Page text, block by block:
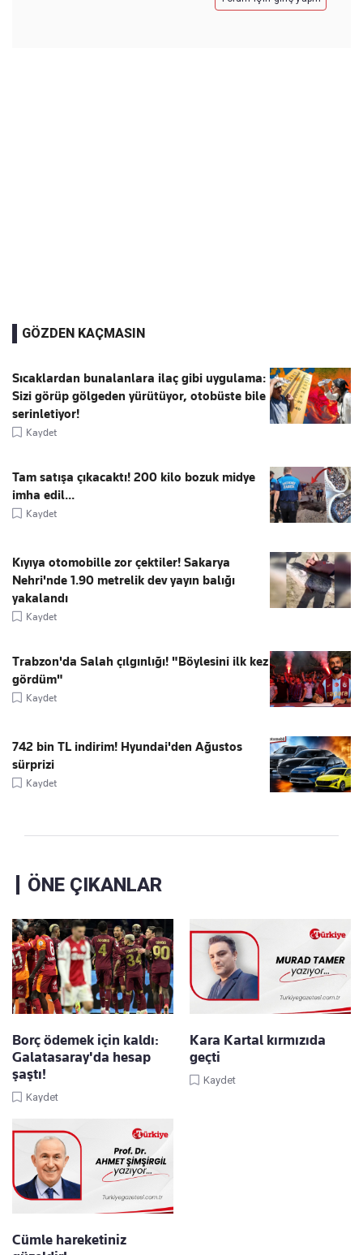
GÖZDEN KAÇMASIN
Sıcaklardan bunalanlara ilaç gibi uygulama:
Sizi görüp gölgeden yürütüyor, otobüste bile
serinletiyor!
Kaydet
Tam satışa çıkacaktı! 200 kilo bozuk midye
imha edil...
Kaydet
Kıyıya otomobille zor çektiler! Sakarya
Nehri'nde 1.90 metrelik dev yayın balığı
yakalandı
Kaydet
Trabzon'da Salah çılgınlığı! "Böylesini ilk kez
gördüm"
Kaydet
742 bin TL indirim! Hyundai'den Ağustos
sürprizi
Kaydet
ÖNE ÇIKANLAR
Borç ödemek için kaldı:
Galatasaray'da hesap
şaştı!
Kaydet
Kara Kartal kırmızıda
geçti
Kaydet
Cümle hareketiniz